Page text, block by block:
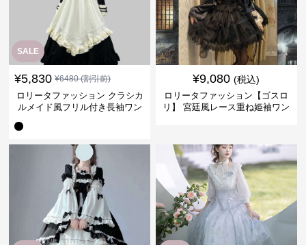
SALE
¥5,830 ¥6480(割引前)
ロリータファッション クラシカ
ルメイド風フリル付き長袖ワン
¥9,080 (税込)
ロリータファッション【ゴスロ
リ】 宮廷風レース重ね姫袖ワン